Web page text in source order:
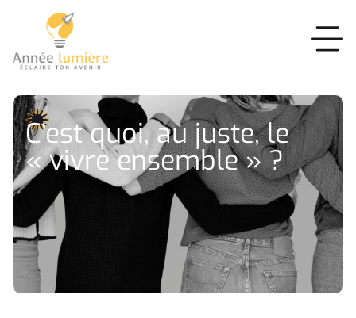
C’est quoi, au juste, le
« vivre ensemble » ?